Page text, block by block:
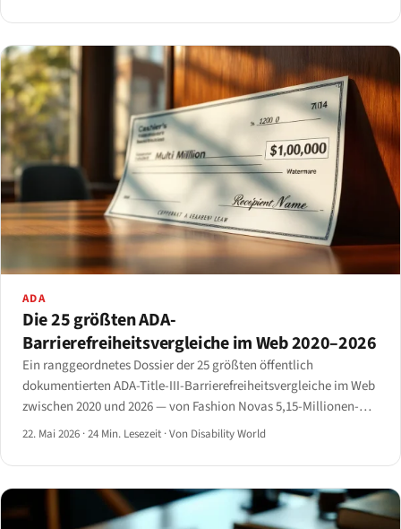
ADA
Die 25 größten ADA-
Barrierefreiheitsvergleiche im Web 2020–2026
Ein ranggeordnetes Dossier der 25 größten öffentlich
dokumentierten ADA-Title-III-Barrierefreiheitsvergleiche im Web
zwischen 2020 und 2026 — von Fashion Novas 5,15-Millionen-
Dollar-Vergleich bis zu sechsstelligen Einwilligungsverfügungen
22. Mai 2026 ·24 Min. Lesezeit ·Von Disability World